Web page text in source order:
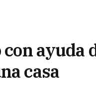
ayuda
casa